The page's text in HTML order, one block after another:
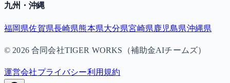
九州・沖縄
福岡県佐賀県長崎県熊本県大分県宮崎県鹿児島県沖縄県
© 2026合同会社TIGER WORKS（補助金AIチームズ）
運営会社プライバシー利用規約